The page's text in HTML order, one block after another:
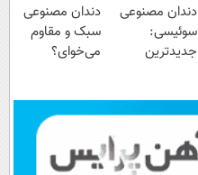
دندان مصنوعی
سوئیسی:
جدیدترین
پرداخت قسطی
دندان مصنوعی
سبک و مقاوم
می‌خوای؟
📍تهران